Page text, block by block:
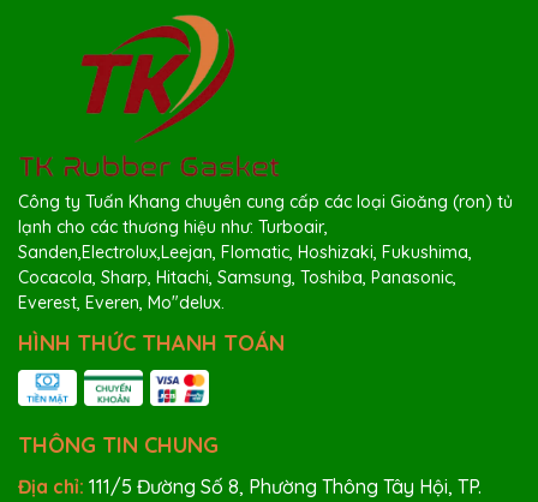
Công ty Tuấn Khang chuyên cung cấp các loại Gioăng (ron) tủ
lạnh cho các thương hiệu như: Turboair,
Sanden,Electrolux,Leejan, Flomatic, Hoshizaki, Fukushima,
Cocacola, Sharp, Hitachi, Samsung, Toshiba, Panasonic,
Everest, Everen, Mo"delux.
HÌNH THỨC THANH TOÁN
THÔNG TIN CHUNG
Địa chỉ: 111/5 Đường Số 8, Phường Thông Tây Hội, TP.